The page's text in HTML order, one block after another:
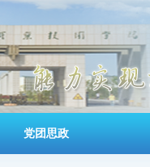
党团思政